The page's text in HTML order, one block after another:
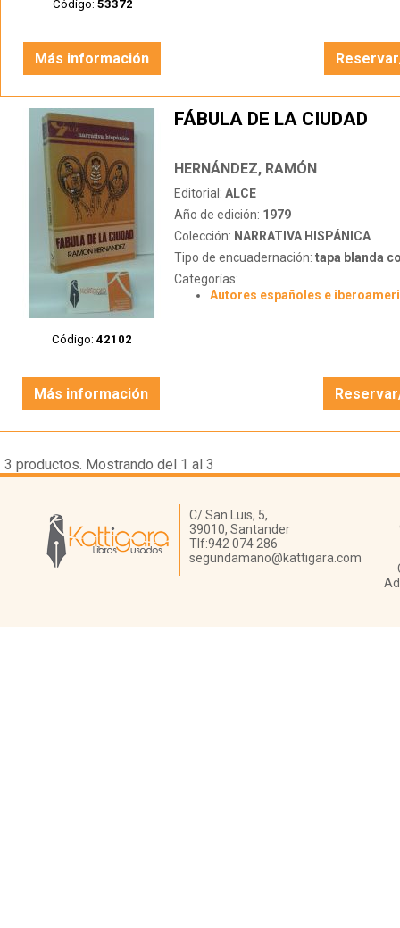
Código: 53372
Más información
Código: 42102
FÁBULA DE LA CIUDAD
HERNÁNDEZ, RAMÓN
Editorial: ALCE
Año de edición: 1979
Colección: NARRATIVA HISPÁNICA
Tipo de encuadernación: tapa blanda
Categorías:
Autores españoles e
Más información
3 productos. Mostrando del 1 al 3
Librería Kattigara
C/ San Luis, 5,
39010, Santander
Tlf:942 074 286
segundamano@kattigara.com